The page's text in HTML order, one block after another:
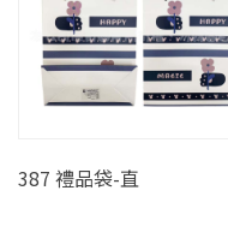
387 禮品袋-直